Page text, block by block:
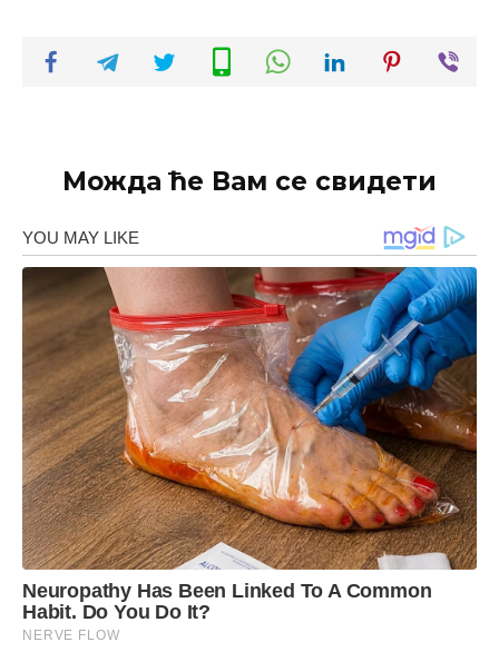
Можда ће Вам се свидети